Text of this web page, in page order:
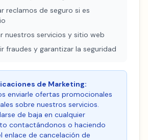
reclamos de seguro si es
nuestros servicios y sitio web
fraudes y garantizar la seguridad
de Marketing:
enviarle ofertas promocionales
sobre nuestros servicios.
de baja en cualquier
contactándonos o haciendo
enlace de cancelación de